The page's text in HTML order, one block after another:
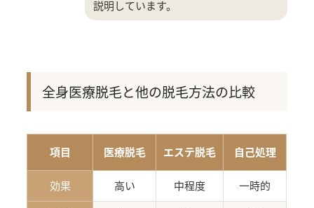
説明しています。
全身医療脱毛と他の脱毛方法の比較
項目 医療脱毛 エステ脱毛 自己処理
効果 高い 中程度
一時的